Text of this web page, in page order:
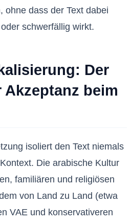
ohne dass der Text dabei
schwerfällig wirkt.
Der
beim
isoliert den Text niemals
Die arabische Kultur
familiären und religiösen
von Land zu Land (etwa
VAE und konservativeren